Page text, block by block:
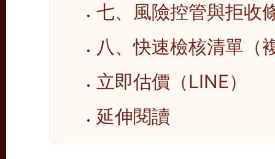
七、風險控管與拒收
八、快速檢核清單（
立即估價（LINE）
延伸閱讀